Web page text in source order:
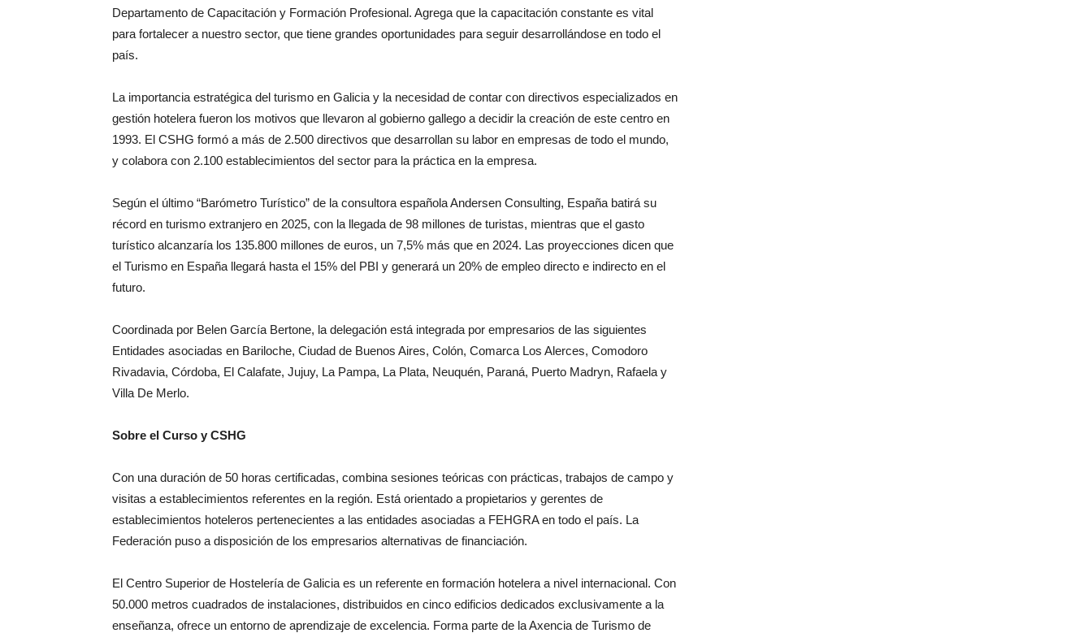
Departamento de Capacitación y Formación Profesional. Agrega que la capacitación constante es vital
para fortalecer a nuestro sector, que tiene grandes oportunidades para seguir desarrollándose en todo el
país.
La importancia estratégica del turismo en Galicia y la necesidad de contar con directivos especializados en
gestión hotelera fueron los motivos que llevaron al gobierno gallego a decidir la creación de este centro en
1993. El CSHG formó a más de 2.500 directivos que desarrollan su labor en empresas de todo el mundo,
y colabora con 2.100 establecimientos del sector para la práctica en la empresa.
Según el último “Barómetro Turístico” de la consultora española Andersen Consulting, España batirá su
récord en turismo extranjero en 2025, con la llegada de 98 millones de turistas, mientras que el gasto
turístico alcanzaría los 135.800 millones de euros, un 7,5% más que en 2024. Las proyecciones dicen que
el Turismo en España llegará hasta el 15% del PBI y generará un 20% de empleo directo e indirecto en el
futuro.
Coordinada por Belen García Bertone, la delegación está integrada por empresarios de las siguientes
Entidades asociadas en Bariloche, Ciudad de Buenos Aires, Colón, Comarca Los Alerces, Comodoro
Rivadavia, Córdoba, El Calafate, Jujuy, La Pampa, La Plata, Neuquén, Paraná, Puerto Madryn, Rafaela y
Villa De Merlo.
Sobre el Curso y CSHG
Con una duración de 50 horas certificadas, combina sesiones teóricas con prácticas, trabajos de campo y
visitas a establecimientos referentes en la región. Está orientado a propietarios y gerentes de
establecimientos hoteleros pertenecientes a las entidades asociadas a FEHGRA en todo el país. La
Federación puso a disposición de los empresarios alternativas de financiación.
El Centro Superior de Hostelería de Galicia es un referente en formación hotelera a nivel internacional. Con
50.000 metros cuadrados de instalaciones, distribuidos en cinco edificios dedicados exclusivamente a la
enseñanza, ofrece un entorno de aprendizaje de excelencia. Forma parte de la Axencia de Turismo de